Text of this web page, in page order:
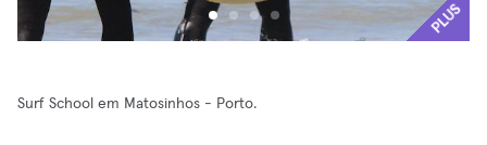
PLUS
Surf School em Matosinhos - Porto.